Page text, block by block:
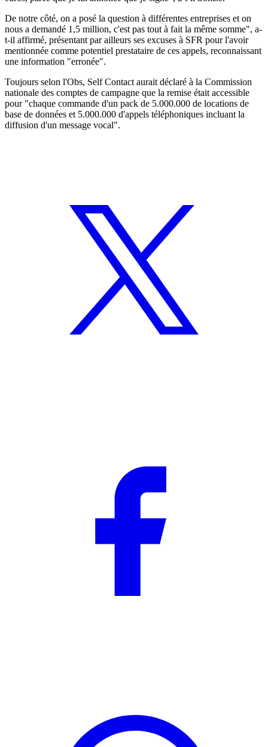
De notre côté, on a posé la question à différentes entreprises et on
nous a demandé 1,5 million, c'est pas tout à fait la même somme", a-
t-il affirmé, présentant par ailleurs ses excuses à SFR pour l'avoir
mentionnée comme potentiel prestataire de ces appels, reconnaissant
une information "erronée".
Toujours selon l'Obs, Self Contact aurait déclaré à la Commission
nationale des comptes de campagne que la remise était accessible
pour "chaque commande d'un pack de 5.000.000 de locations de
base de données et 5.000.000 d'appels téléphoniques incluant la
diffusion d'un message vocal".